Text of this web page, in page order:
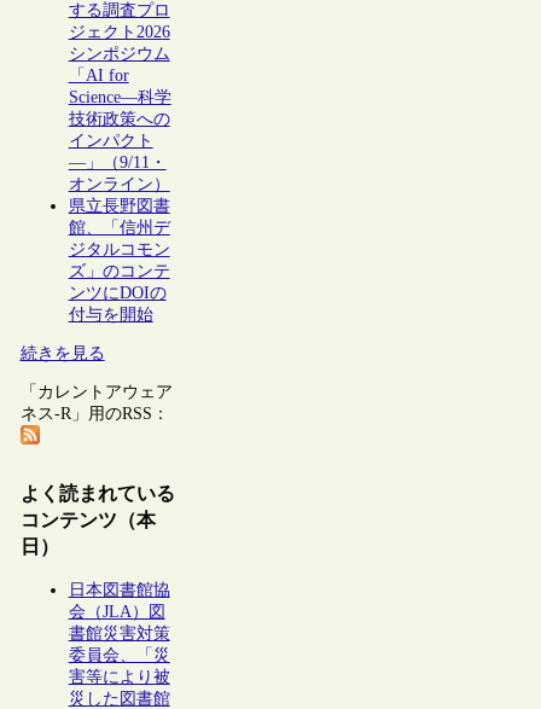
する調査プロ
ジェクト2026
シンポジウム
「AI for
Science―科学
技術政策への
インパクト
―」（9/11・
オンライン）
県立長野図書
館、「信州デ
ジタルコモン
ズ」のコンテ
ンツにDOIの
付与を開始
続きを見る
「カレントアウェア
ネス-R」用のRSS：
よく読まれている
コンテンツ（本
日）
日本図書館協
会（JLA）図
書館災害対策
委員会、「災
害等により被
災した図書館